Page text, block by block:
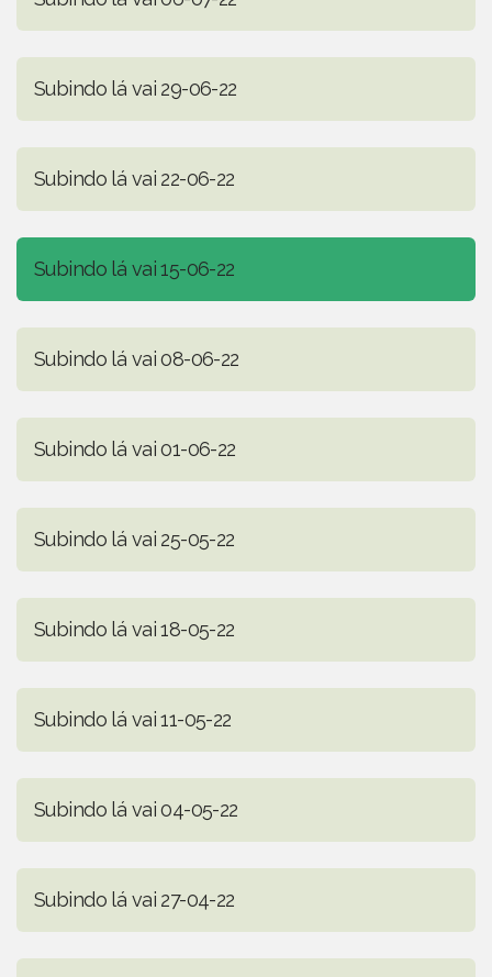
Subindo lá vai 29-06-22
Subindo lá vai 22-06-22
Subindo lá vai 15-06-22
Subindo lá vai 08-06-22
Subindo lá vai 01-06-22
Subindo lá vai 25-05-22
Subindo lá vai 18-05-22
Subindo lá vai 11-05-22
Subindo lá vai 04-05-22
Subindo lá vai 27-04-22